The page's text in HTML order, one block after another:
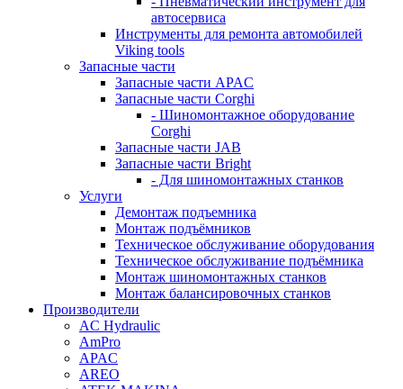
автосервиса
Инструменты для ремонта автомобилей
Viking tools
Запасные части
Запасные части APAC
Запасные части Corghi
- Шиномонтажное оборудование
Corghi
Запасные части JAB
Запасные части Bright
- Для шиномонтажных станков
Услуги
Демонтаж подъемника
Монтаж подъёмников
Техническое обслуживание оборудования
Техническое обслуживание подъёмника
Монтаж шиномонтажных станков
Монтаж балансировочных станков
Производители
AC Hydraulic
AmPro
APAC
AREO